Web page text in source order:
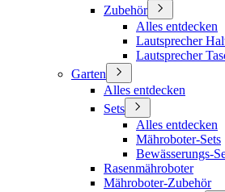
Zubehör
Alles entdecken
Lautsprecher
Lautsprecher
Garten
Alles entdecken
Sets
Alles entdecken
Mähroboter-Sets
Bewässerungs-
Rasenmähroboter
Mähroboter-Zubehör